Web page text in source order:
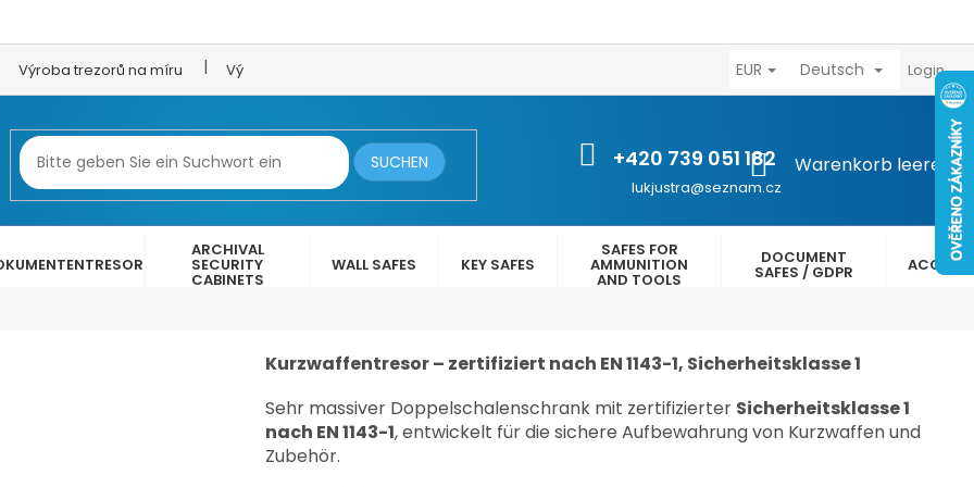
+420 739 051 182
lukjustra@seznam.cz
Výroba trezorů na míru Výroba trezorových dveří Reklamační řád Obchodní
EUR Deutsch Login
SUCHEN WARENKORB
Warenkorb leeren
ARCHIVAL
SECURITY
CABINETS
WALL SAFES KEY SAFES
SAFES FOR
AMMUNITION
AND TOOLS
DOCUMENT
SAFES / GDPR
Kurzwaffentresor – zertifiziert nach EN 1143-1, Sicherheitsklasse 1
Sehr massiver Doppelschalenschrank mit zertifizierter Sicherheitsklasse 1
nach EN 1143-1, entwickelt für die sichere Aufbewahrung von Kurzwaffen und
Zubehör.